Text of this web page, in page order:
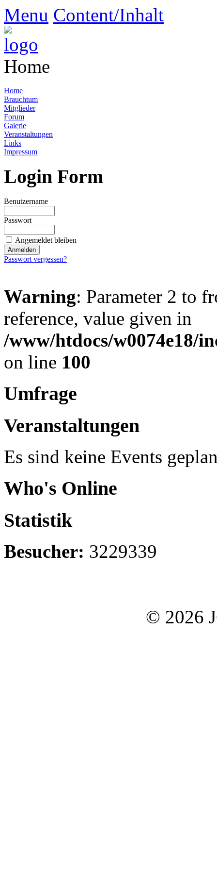
Menu Content/Inhalt
Home
Home
Brauchtum
Mitglieder
Forum
Galerie
Veranstaltungen
Links
Impressum
Login Form
Benutzername
Passwort
Angemeldet bleiben
Passwort vergessen?
Warning: Parameter 2 to
reference, value given in
/www/htdocs/w0074e18/
on line 100
Umfrage
Veranstaltungen
Es sind keine Events
Who's Online
Statistik
Besucher: 3229339
© 2026